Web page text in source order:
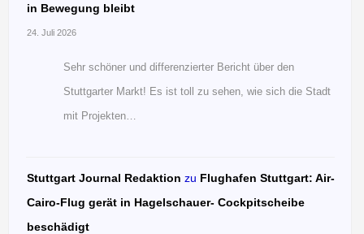
in Bewegung bleibt
24. Juli 2026
Sehr schöner und differenzierter Bericht über den
Stuttgarter Markt! Es ist toll zu sehen, wie sich die Stadt
mit Projekten…
Stuttgart Journal Redaktion zu Flughafen Stuttgart: Air-
Cairo-Flug gerät in Hagelschauer- Cockpitscheibe
beschädigt